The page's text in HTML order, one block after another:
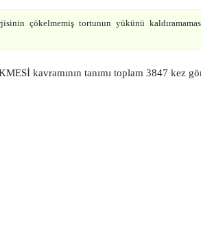
çökelmemiş tortunun yükünü
kavramının tanımı toplam 3847 kez